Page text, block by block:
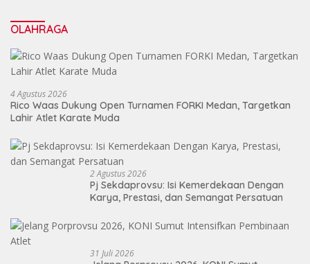
OLAHRAGA
4 Agustus 2026
Rico Waas Dukung Open Turnamen FORKI Medan, Targetkan
Lahir Atlet Karate Muda
2 Agustus 2026
Pj Sekdaprovsu: Isi Kemerdekaan Dengan
Karya, Prestasi, dan Semangat Persatuan
31 Juli 2026